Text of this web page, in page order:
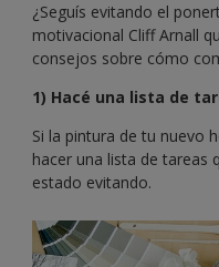
¿Seguís evitando el
motivacional Cliff Arnall
consejos sobre cómo
1) Hacé una lista de
Si la pintura de tu nuevo
hacer una lista de tareas
estado evitando.